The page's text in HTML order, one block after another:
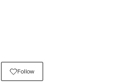
Follow